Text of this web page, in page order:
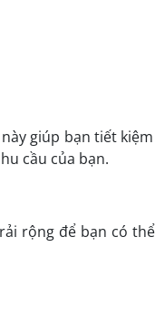
giúp bạn tiết
cầu của bạn.
rộng để bạn có